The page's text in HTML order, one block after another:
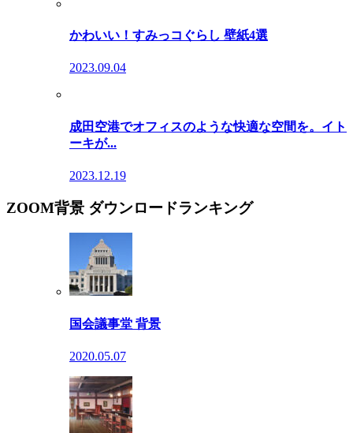
かわいい！すみっコぐらし 壁紙4選
2023.09.04
成田空港でオフィスのような快適な空間を。イト
ーキが...
2023.12.19
ZOOM背景 ダウンロードランキング
国会議事堂 背景
2020.05.07